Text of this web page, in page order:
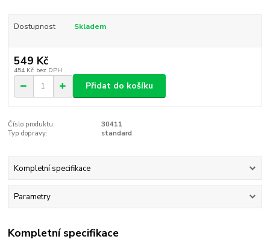
Dostupnost Skladem
549 Kč
454 Kč bez DPH
Přidat do košíku
Číslo produktu:
30411
Typ dopravy:
standard
Kompletní specifikace
Parametry
Kompletní specifikace